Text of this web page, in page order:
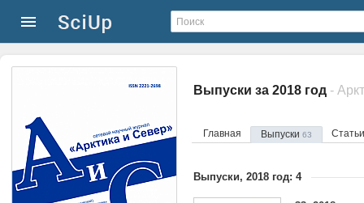
Выпуски за 2018 год -
Главная Выпуски 63
Выпуски, 2018 год: 4